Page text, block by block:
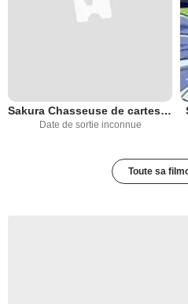
Sakura Chasseuse de cartes, le film : Le Voyage à Hong Kong
Date de sortie inconnue
Toute sa